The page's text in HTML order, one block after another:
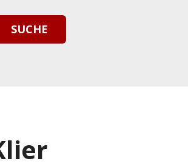
SUCHE